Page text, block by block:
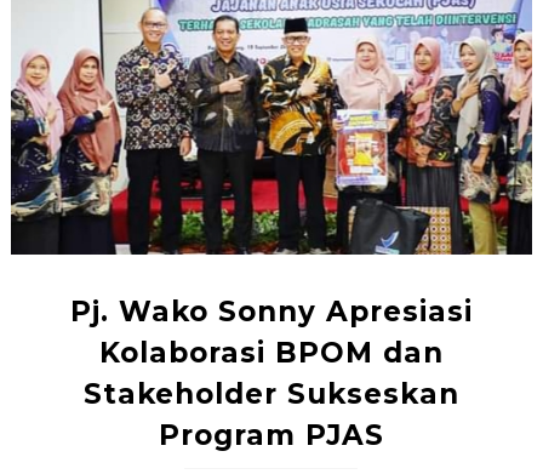
Pj. Wako Sonny Apresiasi
Kolaborasi BPOM dan
Stakeholder Sukseskan
Program PJAS